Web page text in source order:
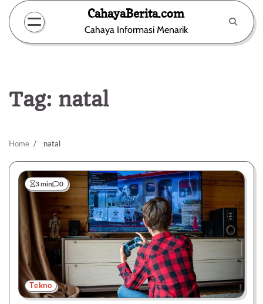
Skip
content
CahayaBerita.com
Cahaya Informasi Menarik
Tag: natal
Home natal
3 min 0
Tekno